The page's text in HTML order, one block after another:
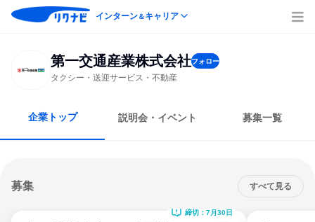
インターン＆キャリア
第一交通産業株式会社フォロー
タクシー・送迎サービス・不動産
企業トップ 説明会・イベント 募集一覧
募集 すべて見る
締切：7月30日